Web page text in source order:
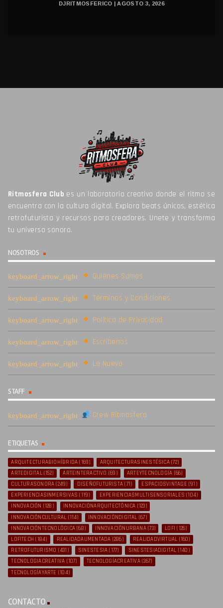
DJRITMOSFERICO | AGOSTO 3, 2026
Ritmosfera Club es un laboratorio creativo donde el ritmo se
encuentra con la cultura digital. Explora beats únicos, estética
retrofuturista y recursos para creadores. Unete y transforma
tu universo sonoro.
NOSOTROS
Quiénes Somos
Términos y Condiciones
Política de Privacidad
Escríbenos
Lo Nuevo
STAFF
Crew Ritmosfera
ETIQUETAS
ARQUITECTURABIOHÍBRIDA (169) ARQUITECTURASINESTÉSICA(72)
ARTEDIGITAL(152) ARTEINTERACTIVO (69) ARTEYTECNOLOGÍA (66)
CULTURASONORA (249) DISEÑOFUTURISTA (71) ESPACIOSVINTAGE (91)
EXPERIENCIASINMERSIVAS (119) EXPERIENCIASMULTISENSORIALES (104)
INNOVACIÓN (128) INNOVACIÓNARQUITECTÓNICA (123)
INNOVACIÓNCULTURAL (114) INNOVACIÓNDIGITAL (67)
INNOVACIÓNTECNOLÓGICA (68) INNOVACIÓNURBANA(73) LOFI (126)
LOFITECH (184) REALIDADAUMENTADA (286) REALIDADVIRTUAL (160)
RETROFUTURISMO (431) SINESTESIA (177) SINESTESIADIGITAL (140)
TECNOLOGIACREATIVA (107) TECNOLOGÍACREATIVA(367)
TECNOLOGÍAYARTE (104)
CONTACTO